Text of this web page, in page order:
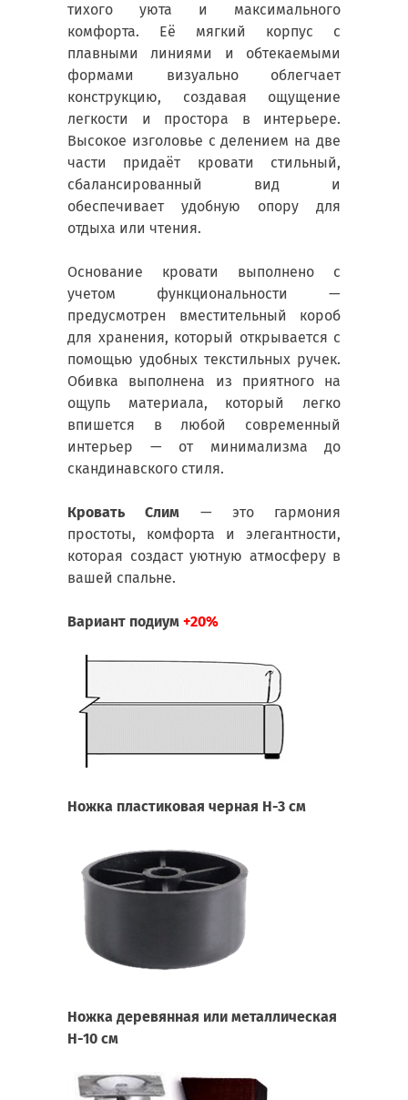
тихого уюта и максимального
комфорта. Её мягкий корпус с
плавными линиями и обтекаемыми
формами визуально облегчает
конструкцию, создавая ощущение
легкости и простора в интерьере.
Высокое изголовье с делением на две
части придаёт кровати стильный,
сбалансированный вид и
обеспечивает удобную опору для
отдыха или чтения.
Основание кровати выполнено с
учетом функциональности —
предусмотрен вместительный короб
для хранения, который открывается с
помощью удобных текстильных ручек.
Обивка выполнена из приятного на
ощупь материала, который легко
впишется в любой современный
интерьер — от минимализма до
скандинавского стиля.
Кровать Слим — это гармония
простоты, комфорта и элегантности,
которая создаст уютную атмосферу в
вашей спальне.
Вариант подиум +20%
Ножка пластиковая черная Н-3 см
Ножка деревянная или металлическая
Н-10 см